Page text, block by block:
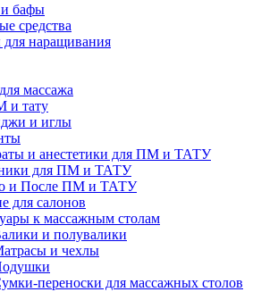
бафы
средства
наращивания
массажа
и тату
и иглы
и анестетики для ПМ и ТАТУ
для ПМ и ТАТУ
и После ПМ и ТАТУ
для салонов
к массажным столам
и полувалики
и чехлы
переноски для массажных столов